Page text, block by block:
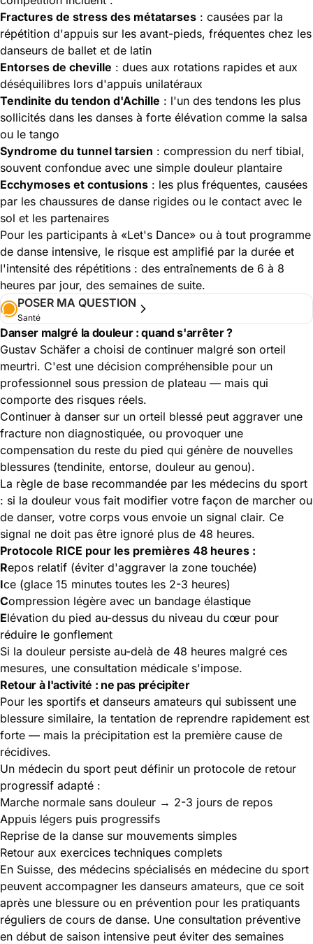
Fractures de stress des métatarses : causées par la
répétition d'appuis sur les avant-pieds, fréquentes chez les
danseurs de ballet et de latin
Entorses de cheville : dues aux rotations rapides et aux
déséquilibres lors d'appuis unilatéraux
Tendinite du tendon d'Achille : l'un des tendons les plus
sollicités dans les danses à forte élévation comme la salsa
ou le tango
Syndrome du tunnel tarsien : compression du nerf tibial,
souvent confondue avec une simple douleur plantaire
Ecchymoses et contusions : les plus fréquentes, causées
par les chaussures de danse rigides ou le contact avec le
sol et les partenaires
Pour les participants à «Let's Dance» ou à tout programme
de danse intensive, le risque est amplifié par la durée et
l'intensité des répétitions : des entraînements de 6 à 8
heures par jour, des semaines de suite.
POSER MA QUESTION
Santé
Danser malgré la douleur : quand s'arrêter ?
Gustav Schäfer a choisi de continuer malgré son orteil
meurtri. C'est une décision compréhensible pour un
professionnel sous pression de plateau — mais qui
comporte des risques réels.
Continuer à danser sur un orteil blessé peut aggraver une
fracture non diagnostiquée, ou provoquer une
compensation du reste du pied qui génère de nouvelles
blessures (tendinite, entorse, douleur au genou).
La règle de base recommandée par les médecins du sport
: si la douleur vous fait modifier votre façon de marcher ou
de danser, votre corps vous envoie un signal clair. Ce
signal ne doit pas être ignoré plus de 48 heures.
Protocole RICE pour les premières 48 heures :
Repos relatif (éviter d'aggraver la zone touchée)
Ice (glace 15 minutes toutes les 2-3 heures)
Compression légère avec un bandage élastique
Elévation du pied au-dessus du niveau du cœur pour
réduire le gonflement
Si la douleur persiste au-delà de 48 heures malgré ces
mesures, une consultation médicale s'impose.
Retour à l'activité : ne pas précipiter
Pour les sportifs et danseurs amateurs qui subissent une
blessure similaire, la tentation de reprendre rapidement est
forte — mais la précipitation est la première cause de
récidives.
Un médecin du sport peut définir un protocole de retour
progressif adapté :
Marche normale sans douleur → 2-3 jours de repos
Appuis légers puis progressifs
Reprise de la danse sur mouvements simples
Retour aux exercices techniques complets
En Suisse, des médecins spécialisés en médecine du sport
peuvent accompagner les danseurs amateurs, que ce soit
après une blessure ou en prévention pour les pratiquants
réguliers de cours de danse. Une consultation préventive
en début de saison intensive peut éviter des semaines